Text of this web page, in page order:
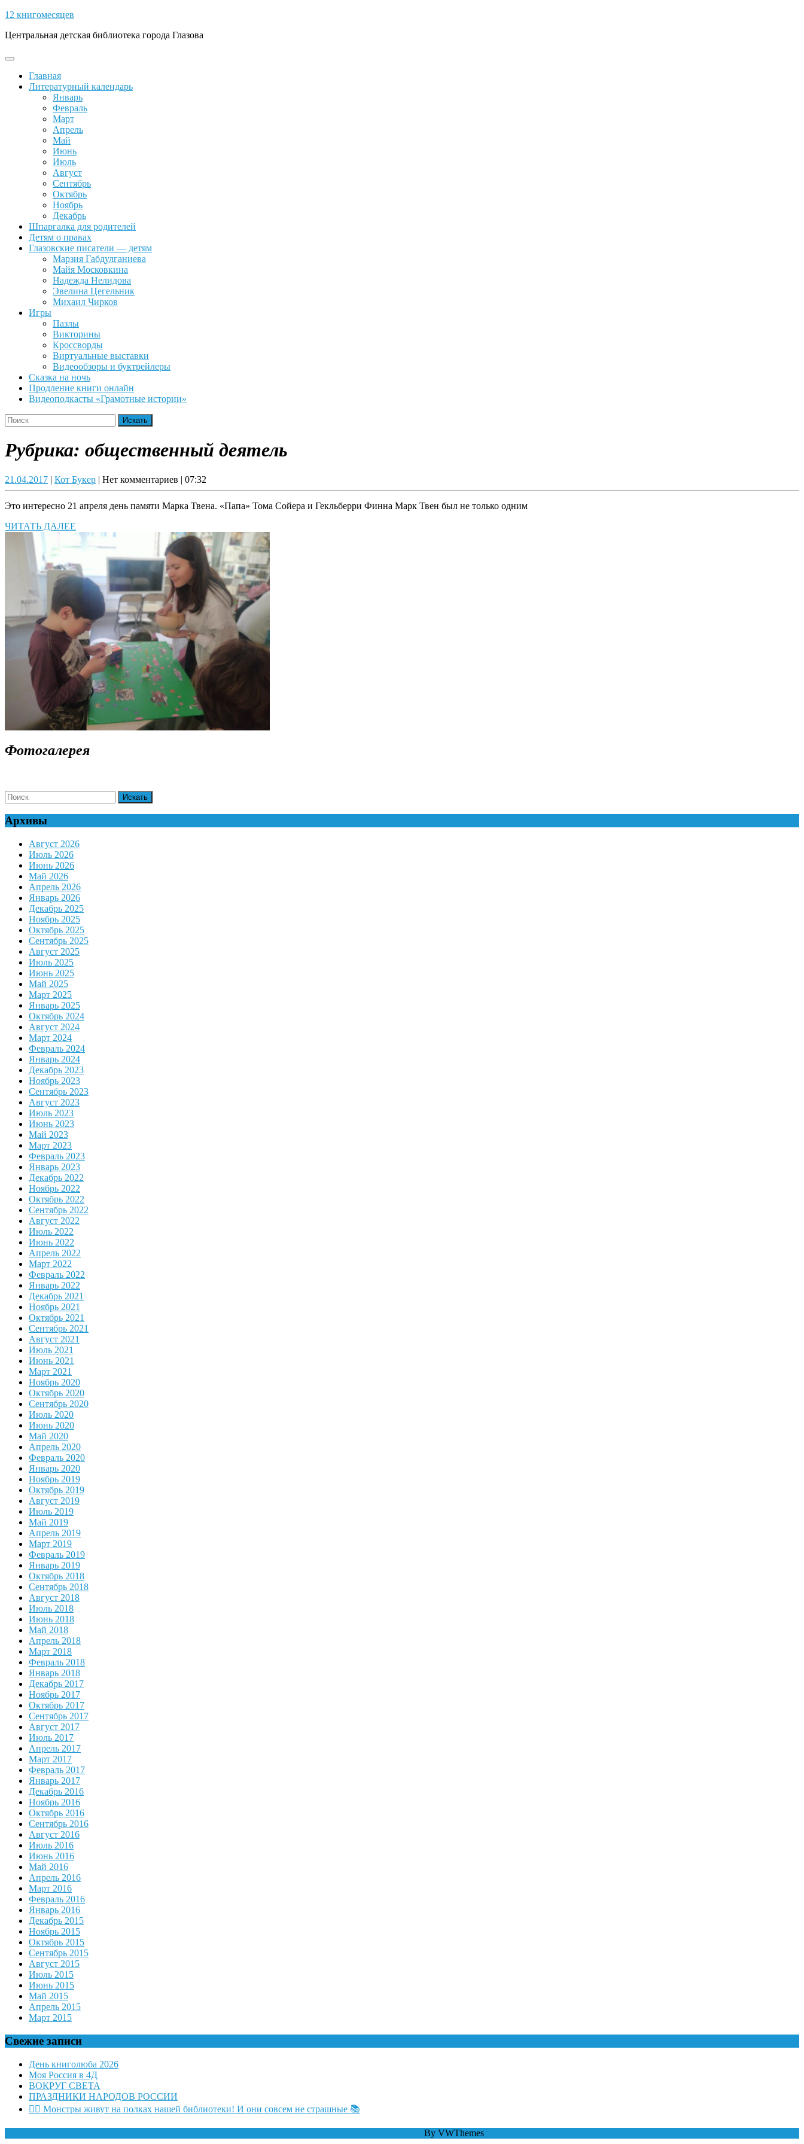
Skip
content
12 книгомесяцев
Центральная детская библиотека города Глазова
Open
ButtonГлавная
Литературный календарь
Январь
Февраль
Март
Апрель
Май
Июнь
Июль
Август
Сентябрь
Октябрь
Ноябрь
Декабрь
Шпаргалка для родителей
Детям о правах
Глазовские писатели — детям
Марзия Габдулганиева
Майя Московкина
Надежда Нелидова
Эвелина Цегельник
Михаил Чирков
Игры
Пазлы
Викторины
Кроссворды
Виртуальные выставки
Видеообзоры и буктрейлеры
Сказка на ночь
Продление книги онлайн
Видеоподкасты «Грамотные истории»
Close
Button
Search
for:
Рубрика: общественный деятель
21.04.201721.04.2017
| Кот БукерКот
Букер
| Нет комментариев | 07:32
Это интересно 21 апреля день памяти Марка Твена. «Папа» Тома Сойера и Гекльберри Финна Марк Твен был не только одним
ЧИТАТЬ ДАЛЕЕ
ДАЛЕЕ
Фотогалерея
Search
for:
Архивы
Август 2026
Июль 2026
Июнь 2026
Май 2026
Апрель 2026
Январь 2026
Декабрь 2025
Ноябрь 2025
Октябрь 2025
Сентябрь 2025
Август 2025
Июль 2025
Июнь 2025
Май 2025
Март 2025
Январь 2025
Октябрь 2024
Август 2024
Март 2024
Февраль 2024
Январь 2024
Декабрь 2023
Ноябрь 2023
Сентябрь 2023
Август 2023
Июль 2023
Июнь 2023
Май 2023
Март 2023
Февраль 2023
Январь 2023
Декабрь 2022
Ноябрь 2022
Октябрь 2022
Сентябрь 2022
Август 2022
Июль 2022
Июнь 2022
Апрель 2022
Март 2022
Февраль 2022
Январь 2022
Декабрь 2021
Ноябрь 2021
Октябрь 2021
Сентябрь 2021
Август 2021
Июль 2021
Июнь 2021
Март 2021
Ноябрь 2020
Октябрь 2020
Сентябрь 2020
Июль 2020
Июнь 2020
Май 2020
Апрель 2020
Февраль 2020
Январь 2020
Ноябрь 2019
Октябрь 2019
Август 2019
Июль 2019
Май 2019
Апрель 2019
Март 2019
Февраль 2019
Январь 2019
Октябрь 2018
Сентябрь 2018
Август 2018
Июль 2018
Июнь 2018
Май 2018
Апрель 2018
Март 2018
Февраль 2018
Январь 2018
Декабрь 2017
Ноябрь 2017
Октябрь 2017
Сентябрь 2017
Август 2017
Июль 2017
Апрель 2017
Март 2017
Февраль 2017
Январь 2017
Декабрь 2016
Ноябрь 2016
Октябрь 2016
Сентябрь 2016
Август 2016
Июль 2016
Июнь 2016
Май 2016
Апрель 2016
Март 2016
Февраль 2016
Январь 2016
Декабрь 2015
Ноябрь 2015
Октябрь 2015
Сентябрь 2015
Август 2015
Июль 2015
Июнь 2015
Май 2015
Апрель 2015
Март 2015
Свежие записи
День книголюба 2026
Моя Россия в 4Д
ВОКРУГ СВЕТА
ПРАЗДНИКИ НАРОДОВ РОССИИ
🧛‍♂ Монстры живут на полках нашей библиотеки! И они совсем не страшные 📚
By VWThemes